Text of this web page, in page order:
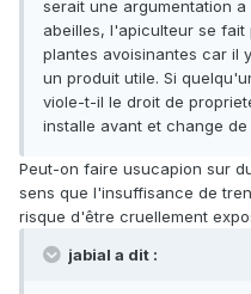
serait une argumentation
abeilles, l'apiculteur se
plantes avoisinantes car il
un produit utile. Si
viole-t-il le droit de
installe avant et change de
Peut-on faire usucapion sur
sens que l'insuffisance de
risque d'être cruellement
jabial a dit :